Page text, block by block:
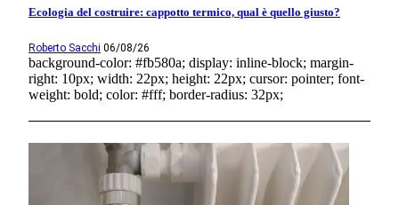
Ecologia del costruire: cappotto termico, qual è quello giusto?
Roberto Sacchi 06/08/26
background-color: #fb580a; display: inline-block; margin-
right: 10px; width: 22px; height: 22px; cursor: pointer; font-
weight: bold; color: #fff; border-radius: 32px;